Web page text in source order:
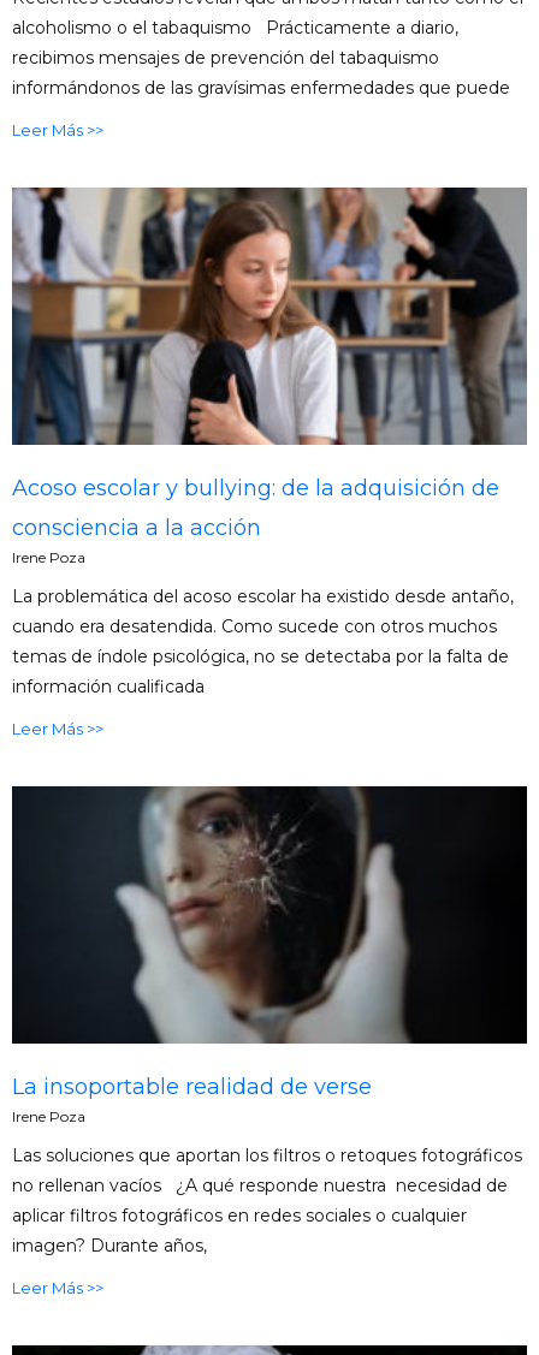
alcoholismo o el tabaquismo Prácticamente a diario,
recibimos mensajes de prevención del tabaquismo
informándonos de las gravísimas enfermedades que puede
Leer Más >>
Acoso escolar y bullying: de la adquisición de
consciencia a la acción
Irene Poza
La problemática del acoso escolar ha existido desde antaño,
cuando era desatendida. Como sucede con otros muchos
temas de índole psicológica, no se detectaba por la falta de
información cualificada
Leer Más >>
La insoportable realidad de verse
Irene Poza
Las soluciones que aportan los filtros o retoques fotográficos
no rellenan vacíos ¿A qué responde nuestra necesidad de
aplicar filtros fotográficos en redes sociales o cualquier
imagen? Durante años,
Leer Más >>